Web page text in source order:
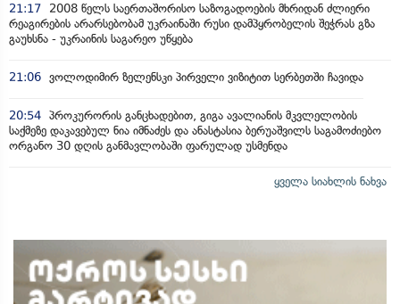
21:17
2008 წელს საერთაშორისო საზოგადოების მხრიდან ძლიერი
რეაგირების არარსებობამ უკრაინაში რუსი დამპყრობელის შეჭრას გზა
გაუხსნა - უკრაინის საგარეო უწყება
21:06 ვოლოდიმირ ზელენსკი პირველი ვიზიტით სერბეთში ჩავიდა
20:54 პროკურორის განცხადებით, გიგა ავალიანის მკვლელობის
საქმეზე დაკავებულ ნია იმნაძეს და ანასტასია ბერუაშვილს საგამოძიებო
ორგანო 30 დღის განმავლობაში ფარულად უსმენდა
ყველა სიახლის ნახვა